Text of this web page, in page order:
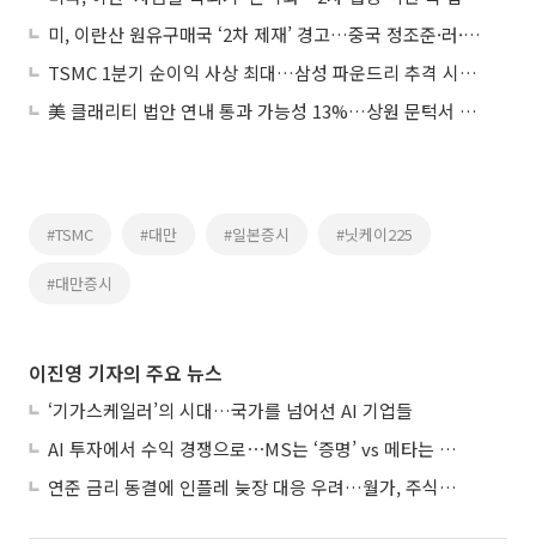
미, 이란산 원유구매국 ‘2차 제재’ 경고…중국 정조준·러·이란 판매 허가 종료
TSMC 1분기 순이익 사상 최대…삼성 파운드리 추격 시험대
美 클래리티 법안 연내 통과 가능성 13%…상원 문턱서 제동
#TSMC #대만 #일본증시 #닛케이225
#대만증시
이진영 기자의 주요 뉴스
‘기가스케일러’의 시대…국가를 넘어선 AI 기업들
AI 투자에서 수익 경쟁으로⋯MS는 ‘증명’ vs 메타는 ‘숙제’
연준 금리 동결에 인플레 늦장 대응 우려…월가, 주식도 채권도 던졌다